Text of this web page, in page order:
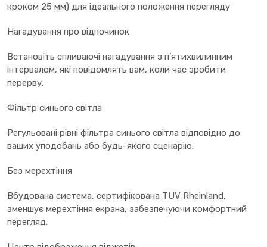
кроком 25 мм) для ідеального положення перегляду
Нагадування про відпочинок
Встановіть спливаючі нагадування з п’ятихвилинним
інтервалом, які повідомлять вам, коли час зробити
перерву.
Фільтр синього світла
Регульовані рівні фільтра синього світла відповідно до
ваших уподобань або будь-якого сценарію.
Без мерехтіння
Вбудована система, сертифікована TUV Rheinland,
зменшує мерехтіння екрана, забезпечуючи комфортний
перегляд.